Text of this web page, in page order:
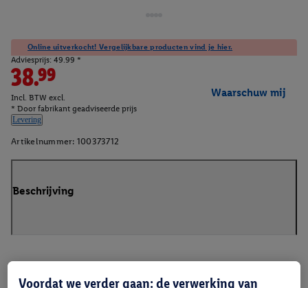
Online uitverkocht! Vergelijkbare producten vind je hier.
Adviesprijs: 49.99 *
38.99
Incl. BTW excl.
* Door fabrikant geadviseerde prijs
Levering
Waarschuw mij
Artikelnummer: 100373712
Beschrijving
Voordat we verder gaan: de verwerking van